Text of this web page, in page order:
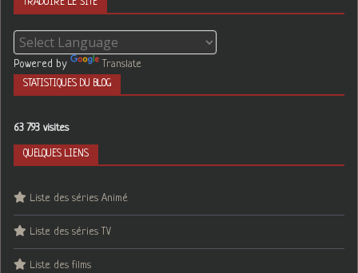
TRADUIRE LE SITE
Powered by Translate
STATISTIQUES DU BLOG
63 793 visites
QUELQUES LIENS
Liste des séries Animé
Liste des séries TV
Liste des films